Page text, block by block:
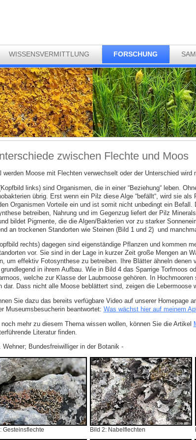
WISSENSVERMITTLUNG FORSCHUNG
zwischen Flechte und Moos
werden Moose mit Flechten verwechselt oder der Unterschied wird
links) sind Organismen, die in einer “Beziehung“ leben.
übrig. Erst wenn ein Pilz diese Alge “befällt“, wird sie
Organismen Vorteile ein und ist somit nicht unbedingt ein
betreiben, Nahrung und im Gegenzug liefert der Pilz
bildet Pigmente, die die Algen/Bakterien vor zu starker
an trockenen Standorten wie Steinen (Bild 1 und 2) und
rechts) dagegen sind eigenständige Pflanzen und kommen
vor. Sie sind in der Lage in kurzer Zeit große Mengen an
um effektiv Fotosynthese zu betreiben. Ihre Blätter ähneln denen
in ihrem Aufbau. Wie in Bild 4 das Sparrige Torfmoos
welche zur Klasse der Laubmoose gehören. In
dar. Dass nicht alle Moose beblättert sind, zeigen die Lebermoose
Sie dazu das bereits verfügbare Video auf unserer Homepage
Museumsbesucherin beantwortet: Was wächst hier auf meinem
mehr zu diesem Thema wissen wollen, können Sie die Artikel
Literatur finden.
Wehner; Bundesfreiwilliger in der Botanik -
Gesteinsflechte Bild 2: Nabelflechten